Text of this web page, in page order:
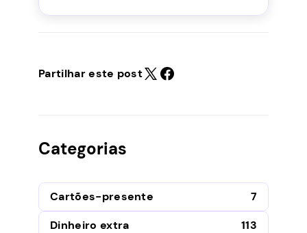
Partilhar este post
Categorias
Cartões-presente
7
Dinheiro extra
113